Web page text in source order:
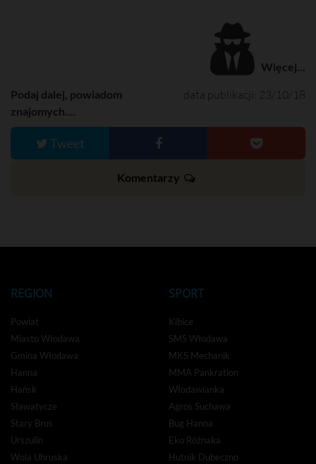
Więcej...
data publikacji: 23/10/18
Podaj dalej, powiadom
znajomych....
Tweet
Komentarzy
REGION
Powiat
Miasto Włodawa
Gmina Włodawa
Hanna
Hańsk
Sławatycze
Stary Brus
Urszulin
Wola Uhruska
SPORT
Kibice
SMS Włodawa
MKS Mechanik
MMA Pankration
Włodawianka
Agros Suchawa
Bug Hanna
Eko Różnaka
Hutnik Dubeczno